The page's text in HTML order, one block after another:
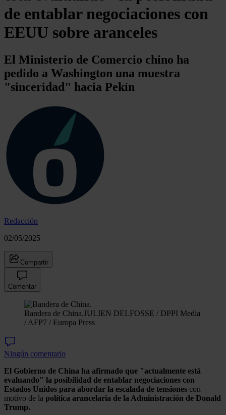
de entablar negociaciones con
EEUU sobre aranceles
El Ministerio de Comercio chino ha
pedido a Washington una muestra
"sinceridad" hacia Pekín
Redacción
02/05/2025
Compartir
Comentar
Bandera de China.JULIEN DELFOSSE / DPPI Media
/ AFP7 / Europa Press
Ningún comentario
El Gobierno de China ha afirmado que "actualmente está
evaluando" la posibilidad de entablar negociaciones con
Estados Unidos para abordar la escalada de tensiones con
motivo de la política arancelaria de la Administración de Donald
Trump.